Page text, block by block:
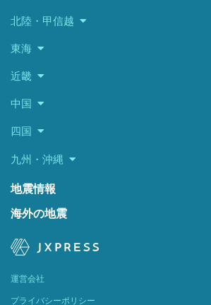
北陸・甲信越
東海
近畿
中国
四国
九州・沖縄
地震情報
海外の地震
運営会社
プライバシーポリシー